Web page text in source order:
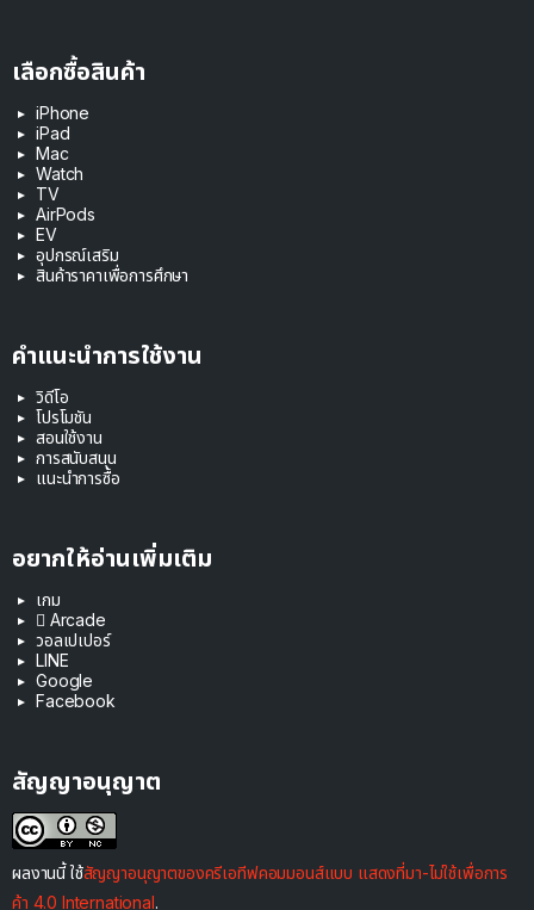
เลือกซื้อสินค้า
iPhone
iPad
Mac
Watch
TV
AirPods
EV
อุปกรณ์เสริม
สินค้าราคาเพื่อการศึกษา
คำแนะนำการใช้งาน
วิดีโอ
โปรโมชัน
สอนใช้งาน
การสนับสนุน
แนะนำการซื้อ
อยากให้อ่านเพิ่มเติม
เกม
 Arcade
วอลเปเปอร์
LINE
Google
Facebook
สัญญาอนุญาต
ผลงานนี้ ใช้สัญญาอนุญาตของครีเอทีฟคอมมอนส์แบบ แสดงที่มา-ไม่ใช้เพื่อการ
ค้า 4.0 International.